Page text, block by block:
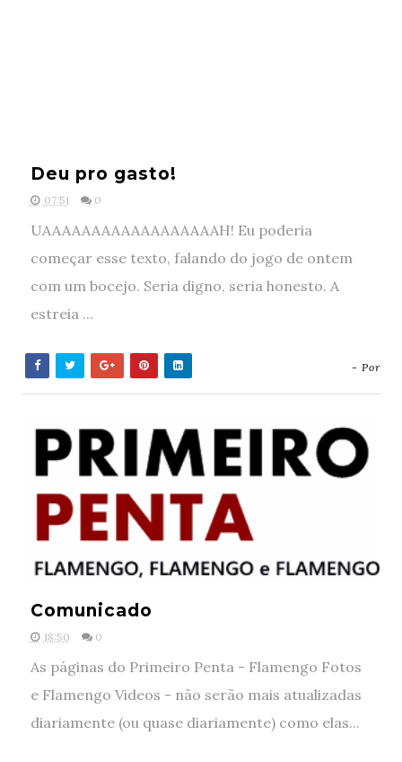
Deu pro gasto!
07:51 0
UAAAAAAAAAAAAAAAAAAH! Eu poderia
começar esse texto, falando do jogo de ontem
com um bocejo. Seria digno, seria honesto. A
estreia ...
- Por
Comunicado
18:50 0
As páginas do Primeiro Penta - Flamengo Fotos
e Flamengo Videos - não serão mais atualizadas
diariamente (ou quase diariamente) como elas...